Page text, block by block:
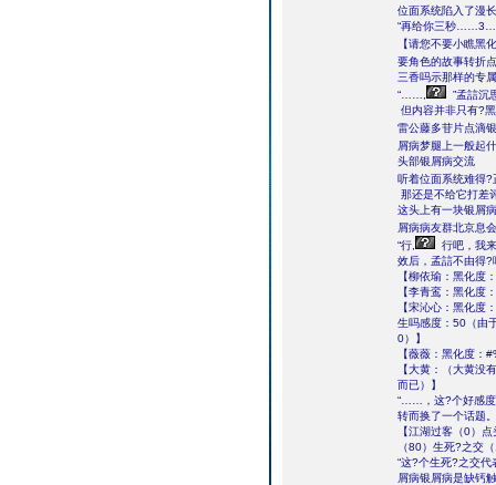
位面系统陷入了漫
“再给你三秒
【请您不要小瞧黑
要角色的故事转折
三香吗示那样的专
“……,
”孟誩沉
但内容并非只有?
雷公藤多苷片点滴
屑病梦腿上一般起
头部银屑病交流
听着位面系统难得
那还是不给它打差
这头上有一块银屑
屑病病友群北京息
“行,
行吧，我
效后，孟誩不由得?
【柳依瑜：黑化度
【李青鸾：黑化度
【宋沁心：黑化度
生吗感度：50（由
0）】
【薇薇：黑化度：
【大黄：（大黄没
而已）】
“……，这?个好感度
转而换了一个话题。
【江湖过客（0）
（80）生死?之交
“这?个生死?之交
屑病银屑病是缺钙